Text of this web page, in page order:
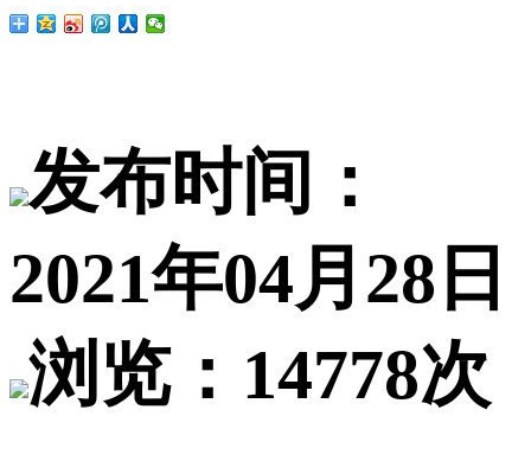
发布时间：
2021年04月28日
浏览：14778次